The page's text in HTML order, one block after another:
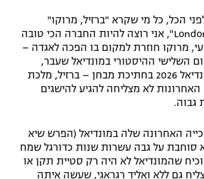
הכל, כל מי שקרא "ברזיל, מרוקו"
והשלים ל-"London to ibiza", אני רוצה להיות החברה הכי טובה
מרוקו חוזרת למקום בו הפכה לאגדה –
השלישי ההיסטורי במונדיאל שעבר,
מלכת
האחרונות לא מצליחה להגיע להישגים
גבוה.
הזכייה האחרונה שלה במונדיאל (הפרש שיא
סוחבת על גבה עשרות שנות כדורגל שמח
שהמונדיאל לא היה רק סטיית תקן או
גם ללא ואליד רגראגי, שעשה איתה